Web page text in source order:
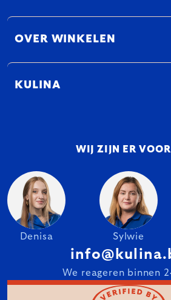
OVER WINKELEN
KULINA
WIJ ZIJN ER
Denisa Sylwie
We reageren binnen